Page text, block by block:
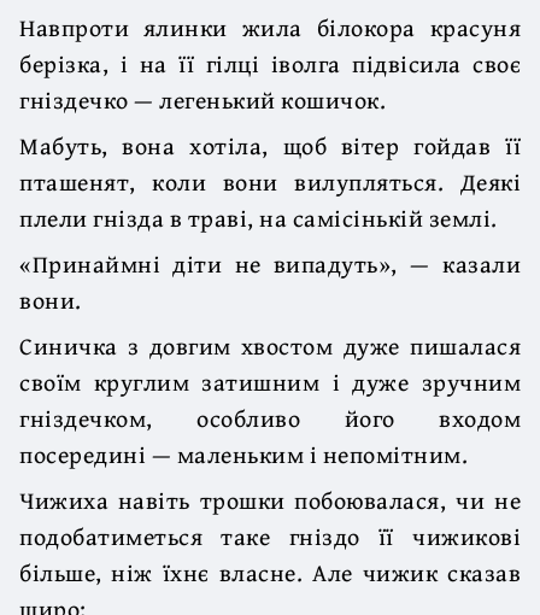
Навпроти ялинки жила білокора красуня
берізка, і на її гілці іволга підвісила своє
гніздечко — легенький кошичок.
Мабуть, вона хотіла, щоб вітер гойдав її
пташенят, коли вони вилупляться. Деякі
плели гнізда в траві, на самісінькій землі.
«Принаймні діти не випадуть», — казали
вони.
Синичка з довгим хвостом дуже пишалася
своїм круглим затишним і дуже зручним
гніздечком, особливо його входом
посередині — маленьким і непомітним.
Чижиха навіть трошки побоювалася, чи не
подобатиметься таке гніздо її чижикові
більше, ніж їхнє власне. Але чижик сказав
щиро: